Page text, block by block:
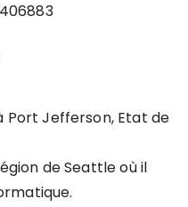
Port Jefferson, Etat de
de Seattle où il